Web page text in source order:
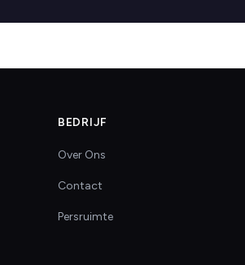
BEDRIJF
Over Ons
Contact
Persruimte